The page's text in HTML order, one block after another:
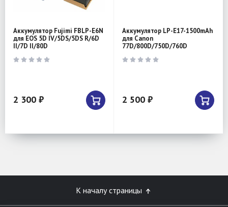
Аккумулятор Fujimi FBLP-E6N
для EOS 5D IV/5DS/5DS R/6D
II/7D II/80D
2 300 ₽
Аккумулятор LP-E17-1500mAh
для Canon
77D/800D/750D/760D
2 500 ₽
К началу страницы